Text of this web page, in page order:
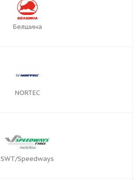
Белшина
NORTEC
SWT/Speedways